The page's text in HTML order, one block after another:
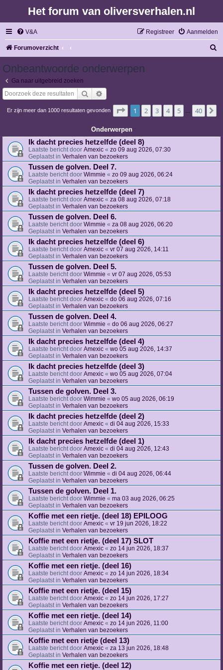
Het forum van oliversverhalen.nl
V&A Aanmelden
Registreer
Forumoverzicht
Onbeantwoorde onderwerpen
Ga naar uitgebreid zoeken
Zoek
Er zijn meer dan 1000 resultaten gevonden Pagina1 van 40
1 2 3 4 5 … 40
Onderwerpen
Ik dacht precies hetzelfde (deel 8)
Laatste bericht door Amexic « zo 09 aug 2026, 07:30
Geplaatst in Verhalen van bezoekers
Tussen de golven. Deel 7.
Laatste bericht door Wimmie « zo 09 aug 2026, 06:24
Geplaatst in Verhalen van bezoekers
Ik dacht precies hetzelfde (deel 7)
Laatste bericht door Amexic « za 08 aug 2026, 07:18
Geplaatst in Verhalen van bezoekers
Tussen de golven. Deel 6.
Laatste bericht door Wimmie « za 08 aug 2026, 06:20
Geplaatst in Verhalen van bezoekers
Ik dacht precies hetzelfde (deel 6)
Laatste bericht door Amexic « vr 07 aug 2026, 14:11
Geplaatst in Verhalen van bezoekers
Tussen de golven. Deel 5.
Laatste bericht door Wimmie « vr 07 aug 2026, 05:53
Geplaatst in Verhalen van bezoekers
Ik dacht precies hetzelfde (deel 5)
Laatste bericht door Amexic « do 06 aug 2026, 07:16
Geplaatst in Verhalen van bezoekers
Tussen de golven. Deel 4.
Laatste bericht door Wimmie « do 06 aug 2026, 06:27
Geplaatst in Verhalen van bezoekers
Ik dacht precies hetzelfde (deel 4)
Laatste bericht door Amexic « wo 05 aug 2026, 14:37
Geplaatst in Verhalen van bezoekers
Ik dacht precies hetzelfde (deel 3)
Laatste bericht door Amexic « wo 05 aug 2026, 07:04
Geplaatst in Verhalen van bezoekers
Tussen de golven. Deel 3.
Laatste bericht door Wimmie « wo 05 aug 2026, 06:19
Geplaatst in Verhalen van bezoekers
Ik dacht precies hetzelfde (deel 2)
Laatste bericht door Amexic « di 04 aug 2026, 15:33
Geplaatst in Verhalen van bezoekers
Ik dacht precies hetzelfde (deel 1)
Laatste bericht door Amexic « di 04 aug 2026, 12:43
Geplaatst in Verhalen van bezoekers
Tussen de golven. Deel 2.
Laatste bericht door Wimmie « di 04 aug 2026, 06:44
Geplaatst in Verhalen van bezoekers
Tussen de golven. Deel 1.
Laatste bericht door Wimmie « ma 03 aug 2026, 06:25
Geplaatst in Verhalen van bezoekers
Koffie met een rietje. (deel 18) EPILOOG
Laatste bericht door Amexic « vr 19 jun 2026, 18:22
Geplaatst in Verhalen van bezoekers
Koffie met een rietje. (deel 17) SLOT
Laatste bericht door Amexic « zo 14 jun 2026, 18:37
Geplaatst in Verhalen van bezoekers
Koffie met een rietje. (deel 16)
Laatste bericht door Amexic « zo 14 jun 2026, 18:34
Geplaatst in Verhalen van bezoekers
Koffie met een rietje. (deel 15)
Laatste bericht door Amexic « zo 14 jun 2026, 17:27
Geplaatst in Verhalen van bezoekers
Koffie met een rietje. (deel 14)
Laatste bericht door Amexic « zo 14 jun 2026, 11:00
Geplaatst in Verhalen van bezoekers
Koffie met een rietje (deel 13)
Laatste bericht door Amexic « za 13 jun 2026, 18:48
Geplaatst in Verhalen van bezoekers
Koffie met een rietje. (deel 12)